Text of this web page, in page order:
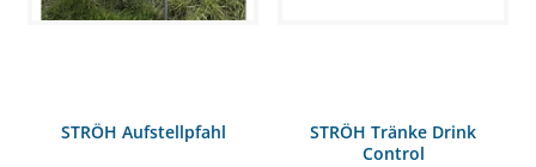
STRÖH Aufstellpfahl
STRÖH Tränke Drink
Control